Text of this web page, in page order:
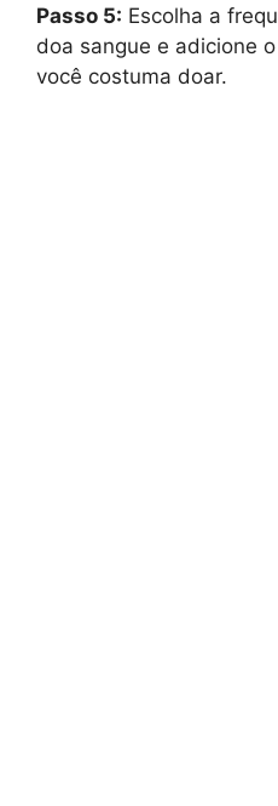
Passo 5: Escolha a
doa sangue e adicione
você costuma doar.